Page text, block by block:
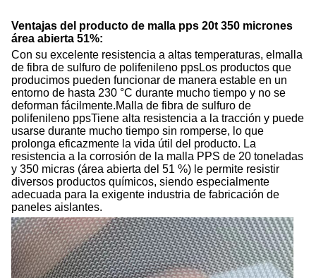
Ventajas del producto de malla pps 20t 350 micrones
área abierta 51%:
Con su excelente resistencia a altas temperaturas, el malla
de fibra de sulfuro de polifenileno ppsLos productos que
producimos pueden funcionar de manera estable en un
entorno de hasta 230 °C durante mucho tiempo y no se
deforman fácilmente.Malla de fibra de sulfuro de
polifenileno ppsTiene alta resistencia a la tracción y puede
usarse durante mucho tiempo sin romperse, lo que
prolonga eficazmente la vida útil del producto. La
resistencia a la corrosión de la malla PPS de 20 toneladas
y 350 micras (área abierta del 51 %) le permite resistir
diversos productos químicos, siendo especialmente
adecuada para la exigente industria de fabricación de
paneles aislantes.